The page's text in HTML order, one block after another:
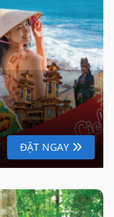
ĐẶT NGAY